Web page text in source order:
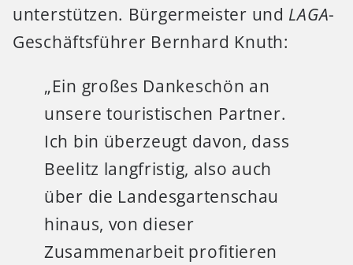
unterstützen. Bürgermeister und LAGA-
Geschäftsführer Bernhard Knuth:
„Ein großes Dankeschön an
unsere touristischen Partner.
Ich bin überzeugt davon, dass
Beelitz langfristig, also auch
über die Landesgartenschau
hinaus, von dieser
Zusammenarbeit profitieren